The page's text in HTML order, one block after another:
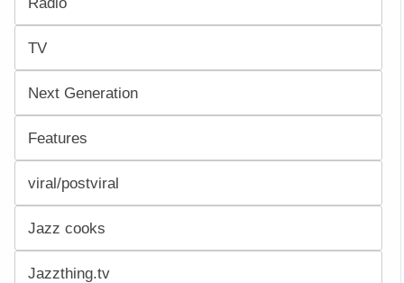
TV
Next Generation
Features
viral/postviral
Jazz cooks
Jazzthing.tv